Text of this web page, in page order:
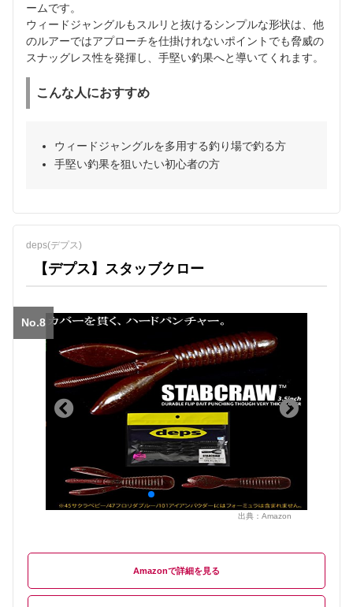
ームです。
ウィードジャングルもスルリと抜けるシンプルな形状は、他
のルアーではアプローチを仕掛けれないポイントでも脅威の
スナッグレス性を発揮し、手堅い釣果へと導いてくれます。
こんな人におすすめ
ウィードジャングルを多用する釣り場で釣る方
手堅い釣果を狙いたい初心者の方
deps(デプス)
【デプス】スタッブクロー
No.8
出典： Amazon
Amazon